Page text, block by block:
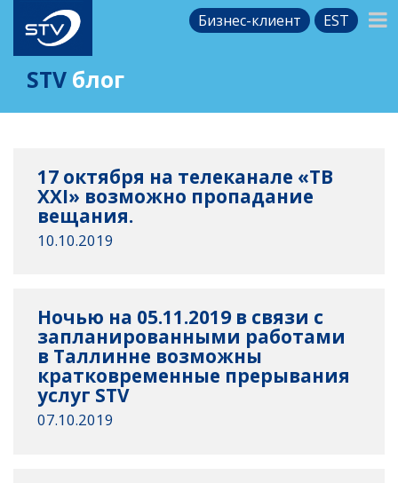
Бизнес-клиент EST
STV блог
17 октября на телеканале «ТВ
XXI» возможно пропадание
вещания.
10.10.2019
Ночью на 05.11.2019 в связи с
запланированными работами
в Таллинне возможны
кратковременные прерывания
услуг STV
07.10.2019